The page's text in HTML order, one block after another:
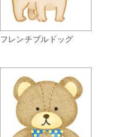
フレンチブルドッグ